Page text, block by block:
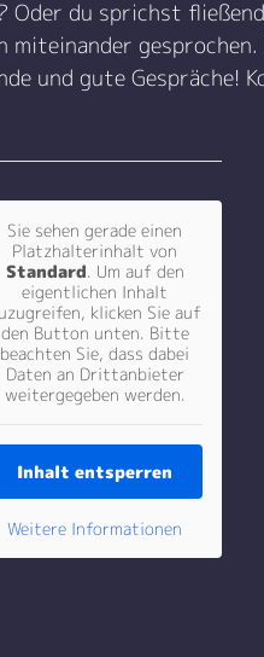
du sprichst
und gute Gespräche!
Sie sehen gerade einen
Platzhalterinhalt von
Standard. Um auf den
eigentlichen Inhalt
klicken Sie auf
den Button unten. Bitte
beachten Sie, dass dabei
Daten an Drittanbieter
weitergegeben werden.
Inhalt entsperren
Weitere Informationen